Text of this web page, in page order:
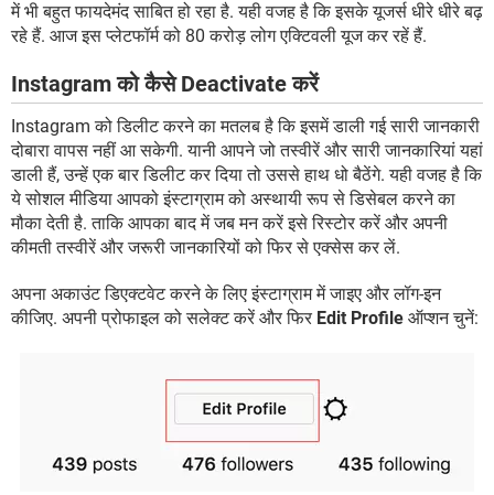
में भी बहुत फायदेमंद साबित हो रहा है. यही वजह है कि इसके यूजर्स धीरे धीरे बढ़
रहे हैं. आज इस प्लेटफॉर्म को 80 करोड़ लोग एक्टिवली यूज कर रहें हैं.
Instagram को कैसे Deactivate करें
Instagram को डिलीट करने का मतलब है कि इसमें डाली गई सारी जानकारी
दोबारा वापस नहीं आ सकेगी. यानी आपने जो तस्वीरें और सारी जानकारियां यहां
डाली हैं, उन्हें एक बार डिलीट कर दिया तो उससे हाथ धो बैठेंगे. यही वजह है कि
ये सोशल मीडिया आपको इंस्टाग्राम को अस्थायी रूप से डिसेबल करने का
मौका देती है. ताकि आपका बाद में जब मन करें इसे रिस्टोर करें और अपनी
कीमती तस्वीरें और जरूरी जानकारियों को फिर से एक्सेस कर लें.
अपना अकाउंट डिएक्टवेट करने के लिए इंस्टाग्राम में जाइए और लॉग-इन
कीजिए. अपनी प्रोफाइल को सलेक्ट करें और फिर Edit Profile ऑप्शन चुनें: